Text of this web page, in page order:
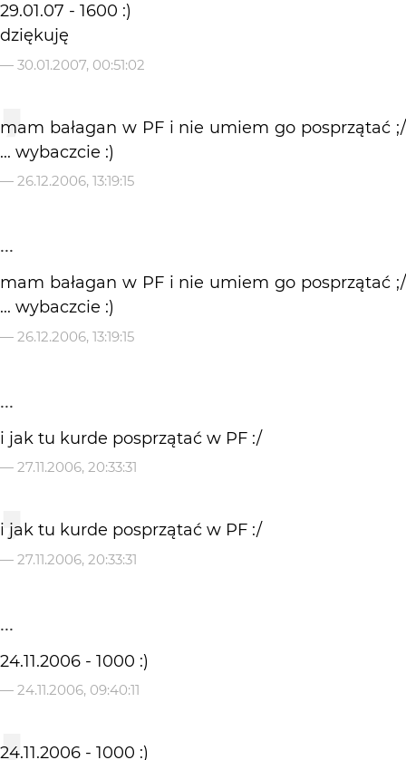
29.01.07 - 1600 :)
dziękuję
— 30.01.2007, 00:51:02
mam bałagan w PF i nie umiem go posprzątać ;/
... wybaczcie :)
— 26.12.2006, 13:19:15
...
mam bałagan w PF i nie umiem go posprzątać ;/
... wybaczcie :)
— 26.12.2006, 13:19:15
...
i jak tu kurde posprzątać w PF :/
— 27.11.2006, 20:33:31
i jak tu kurde posprzątać w PF :/
— 27.11.2006, 20:33:31
...
24.11.2006 - 1000 :)
— 24.11.2006, 09:40:11
24.11.2006 - 1000 :)